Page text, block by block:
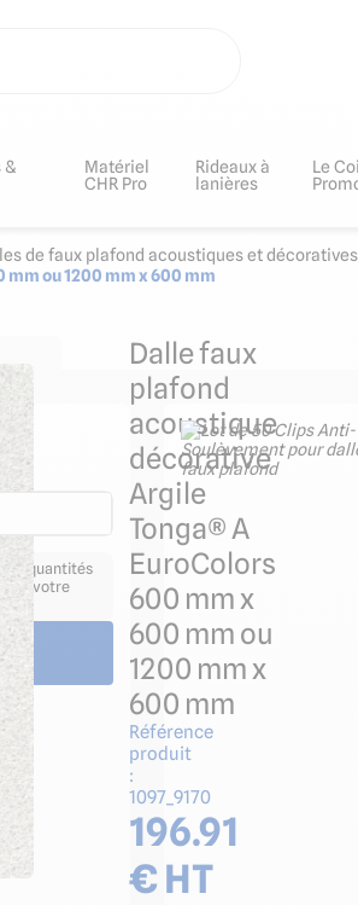
&
Matériel
CHR Pro
Rideaux à
lanières
Le
de faux plafond acoustiques et décoratives
ou 1200 mm x 600 mm
Dalle faux
plafond
acoustique
décorative
Argile
Tonga® A
EuroColors
600 mm x
600 mm ou
1200 mm x
600 mm
Référence
produit
:
1097_9170
196.91
€ HT
/ quantités
de votre